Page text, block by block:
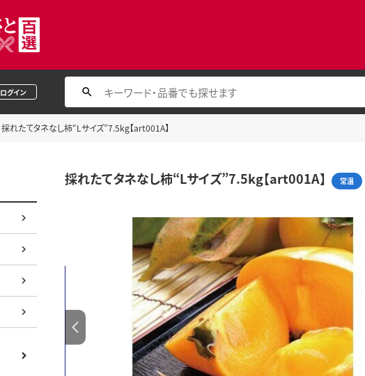
ログイン
採れたてタネなし柿“Lサイズ”7.5kg【art001A】
採れたてタネなし柿“Lサイズ”7.5kg【art001A】 常温